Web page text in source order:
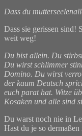
Dass du
Dass sie gerissen sind!
weit weg!
Du bist allein. Du
Du wirst schlimmer
Domino. Du wirst
der kaum Deutsch
euch parat hat. Witze
Kosaken und alle sind
Du warst noch nie in
Hast du je so